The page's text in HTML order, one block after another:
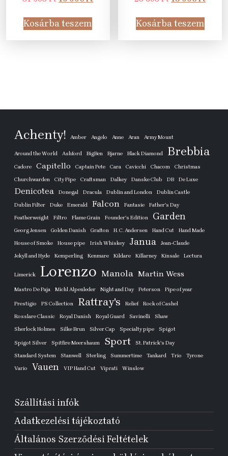
was:
31
905 Ft.
990 Ft.
Kosárba teszem
was:
25
605 Ft.
990
Kosárba teszem
Achenty! Amber Angelo Anne Aran Army Mount
Around the World Ashford BigBen Bjarne Black Diamond Brebbia
Cadore Capitello Captain Pete Cara Cavicchi Chacom
Christmas
Churchwarden
City Pipe Craftsman Dalkey Danske Club DB De Luxe
Denicotea Donegal Dracula Dublin and London
Dublin Castle
Dublin Filter
Duke Emerald Falcon Fantasie
Father's Day
Featherweight
Filtro Flame Grain Founder's Edition Garden
Georg Jensen Golden Danish Grafton H. C. Andersen Hand Cut
Hand Made
House of Smoke
House pipe Irish Whiskey Janua
Jean-Claude
Jekyll and Hyde
Kemperling Kenmare Kildare Killarney Kinsale Lectura
Limerick Lorenzo Manola Martin Wess
Mastro De Paja Michl Alpenleder Night and Day Peterson Pipe of year
Prestigio PS Collection Rattray's Relief
Rock of Cashel
Rosslare Classic
Royal Danish Royal Guard Savinelli
Shaw
Sherlock Holmes
Silke Brun Silver Cap Specialty pipe Spigot
Spigot Silver Spitfire Meershaum Sport
St. Patrick's Day
Standard System
Stanwell Sterling Summertime Tankard Trio
Tyrone
Vario
Vauen VIP Hand Cut Viprati Winslow
Szállítási infók
Adatkezelési tájékoztató
Általános Szerződési Feltételek